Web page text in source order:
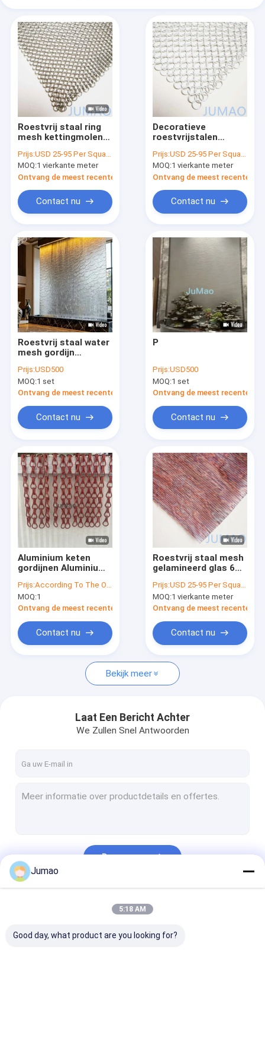
Producten
Over ons
Fabrieksreis
Kwaliteitscontrole
nieuws
Alle Gevallen
Vraag een offerte aan
roestvrijstalen watergordijn
Metalen gaasgordijnen
Wire Mesh Room Divider
Metalen doekjes
Kabinetscherm-invoegingen
Roestvrij staal ring
mesh kettingmolen
architectuur douche
Prijs:USD 25-95 Per Square Meter
MOQ:1 vierkante meter
Ontvang de meest recente Prijs
Contact nu
Decoratieve
roestvrijstalen
gordijnen gebouw
gevels
Prijs:USD 25-95 Per Square Meter
MOQ:1 vierkante meter
Ontvang de meest recente
Contact nu
Roestvrij staal water
mesh gordijn
waterval scherm
voor binnen buiten
Prijs:USD500
MOQ:1 set
Ontvang de meest recente Prijs
Contact nu
P
Prijs:USD500
MOQ:1 set
Ontvang de meest recente
Contact nu
Aluminium keten
gordijnen Aluminium
roestvrij staal
veelzijdige
decoratieve
commerciële en
industriële
doeleinden
Prijs:According To The Order Quantity
MOQ:1
Ontvang de meest recente Prijs
Contact nu
Roestvrij staal mesh
gelamineerd glas 6
bedraad glas
Prijs:USD 25-95 Per Square Meter
MOQ:1 vierkante meter
Ontvang de meest recente
Contact nu
Bekijk meer
Laat Een Bericht Achter
We Zullen Snel Antwoorden
Doorgaan
Jumao
5:18 AM
Good day, what product are you looking for?